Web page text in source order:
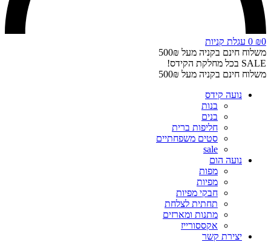
₪0
0 עגלת קניות
משלוח חינם בקניה מעל 500₪
SALE בכל מחלקת הקידס!
משלוח חינם בקניה מעל 500₪
נועה קידס
בנות
בנים
חליפות ברית
סטים משפחתיים
sale
נועה הום
מפות
מפיות
חבקי מפיות
תחתית לצלחת
מתנות ומארזים
אקססורייז
יצירת קשר